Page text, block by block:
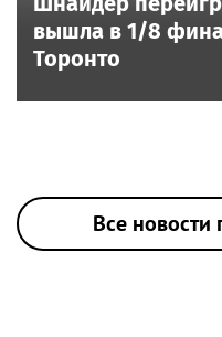
вышла в 1/8
Торонто
Все новости